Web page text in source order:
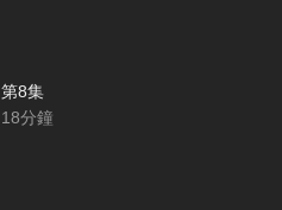
第8集
18分鐘